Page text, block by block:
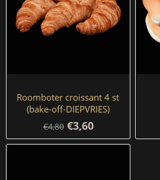
Roomboter croissant 4 st
(bake-off-DIEPVRIES)
€4,80 €3,60